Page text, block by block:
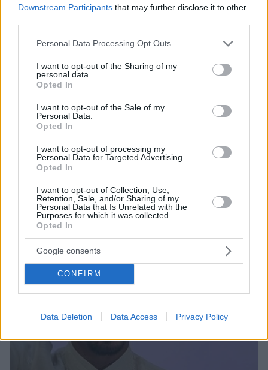
Downstream Participants that may further disclose it to other
Please note that this website/app uses one or more Google
not limited to your visit or usage behaviour. You may click to
grant or deny consent to Google and its third-party tags to
use your data for below specified purposes in below Google
consent section.
Personal Data Processing Opt Outs
I want to opt-out of the Sharing of my
personal data.
Opted In
I want to opt-out of the Sale of my
Personal Data.
Opted In
I want to opt-out of processing my
Personal Data for Targeted Advertising.
Opted In
I want to opt-out of Collection, Use,
Retention, Sale, and/or Sharing of my
Personal Data that Is Unrelated with the
Purposes for which it was collected.
Opted In
Google consents
CONFIRM
Data Deletion Data Access Privacy Policy
Πρώην μποξέρ, σελέμπριτις και... ένας φυλακισμένος:
Ξεκίνησε το «τσίρκο» της προεκλογικής περιόδου στις
Φιλιππίνες
Μεταξύ των χιλιάδων υποψηφίων η κόρη του
Ντουτέρτε, Σάρα, ο Μάνι Πακιάο, και ο Φέρντιναντ
«Μπονγκμπόγνκ» Μάρκος, ο γιος και συνονόματος
του άλλοτε δικτάτορα των Φιλιππίνων
01.10.2021, 10:05